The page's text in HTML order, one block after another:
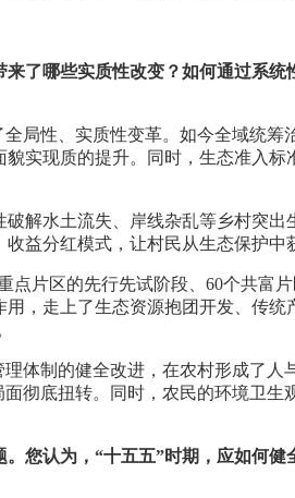
了哪些实质性改变？如何通过系统
局性、实质性变革。如今全域统筹
实现质的提升。同时，生态准入标
解水土流失、岸线杂乱等乡村突出
益分红模式，让村民从生态保护中
片区的先行先试阶段、60个共富
，走上了生态资源抱团开发、传统
体制的健全改进，在农村形成了人
彻底扭转。同时，农民的环境卫生
您认为，“十五五”时期，应如何健